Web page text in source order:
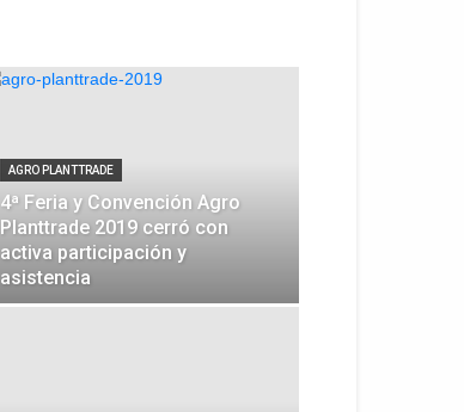
AGRO PLANTTRADE
4ª Feria y Convención Agro
Planttrade 2019 cerró con
activa participación y
asistencia